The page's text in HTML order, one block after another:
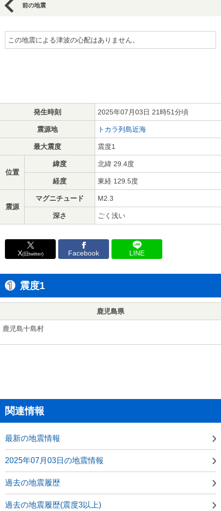
前の地震
この地震による津波の心配はありません。
発生時刻 2025年07月03日 21時51分頃
震源地 トカラ列島近海
最大震度 震度1
位置
緯度 北緯 29.4度
経度 東経 129.5度
震源
マグニチュード M2.3
深さ ごく浅い
X(旧twitter) Facebook LINE
震度1
鹿児島県
鹿児島十島村
関連情報
最新の地震情報
2025年07月03日の地震情報
過去の地震履歴
過去の地震履歴(震度3以上)